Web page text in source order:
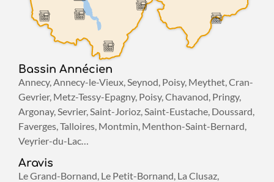
- Le Fer Doré -
Faverges
Rumilly Chamonix
Saint-Jorioz
La Clusaz
Bassin Annécien
Annecy, Annecy-le-Vieux, Seynod, Poisy, Meythet, Cran-
Gevrier, Metz-Tessy-Epagny, Poisy, Chavanod, Pringy,
Argonay, Sevrier, Saint-Jorioz, Saint-Eustache, Doussard,
Faverges, Talloires, Montmin, Menthon-Saint-Bernard,
Veyrier-du-Lac…
Aravis
Le Grand-Bornand, Le Petit-Bornand, La Clusaz,